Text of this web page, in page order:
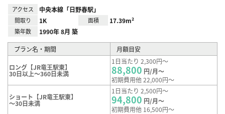
アクセス 中央本線「日野春駅」
間取り 1K 面積 17.39m²
築年数 1990年 8月 築
プラン名・期間 月額目安
ロング【JR竜王駅東】
30日以上～360日未満
1日当たり 2,300円～
88,800 円/月～
初期費用他 22,000円～
ショート【JR竜王駅東】
～30日未満
1日当たり 2,500円～
94,800 円/月～
初期費用他 16,500円～